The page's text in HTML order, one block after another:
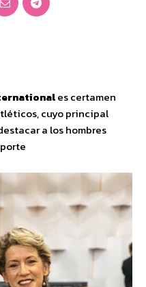
es certamen
cuyo principal
a los hombres